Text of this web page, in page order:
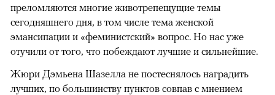
преломляются многие животрепещущие темы
сегодняшнего дня, в том числе тема женской
эмансипации и «феминистский» вопрос. Но нас уже
отучили от того, что побеждают лучшие и сильнейшие.
Жюри Дэмьена Шазелла не постеснялось наградить
лучших, по большинству пунктов совпав с мнением